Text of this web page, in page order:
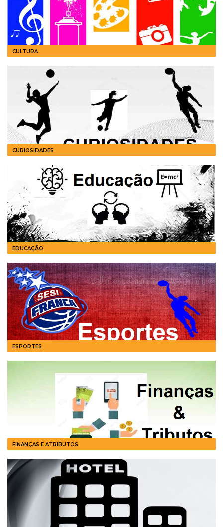
CULTURA
CURIOSIDADES
EDUCAÇÃO
ESPORTES
FINANÇAS E ATRIBUTOS